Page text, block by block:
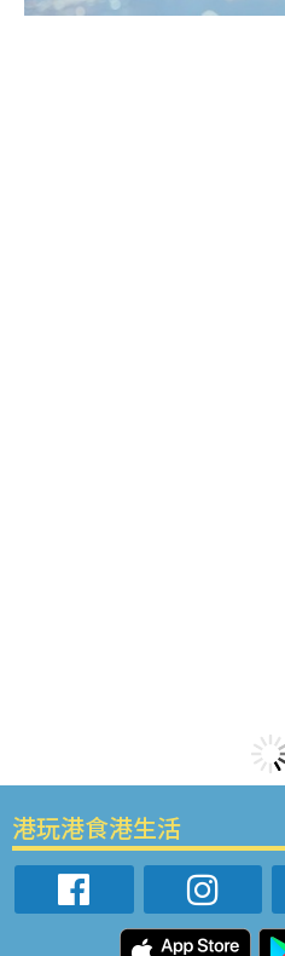
港玩港食港生活